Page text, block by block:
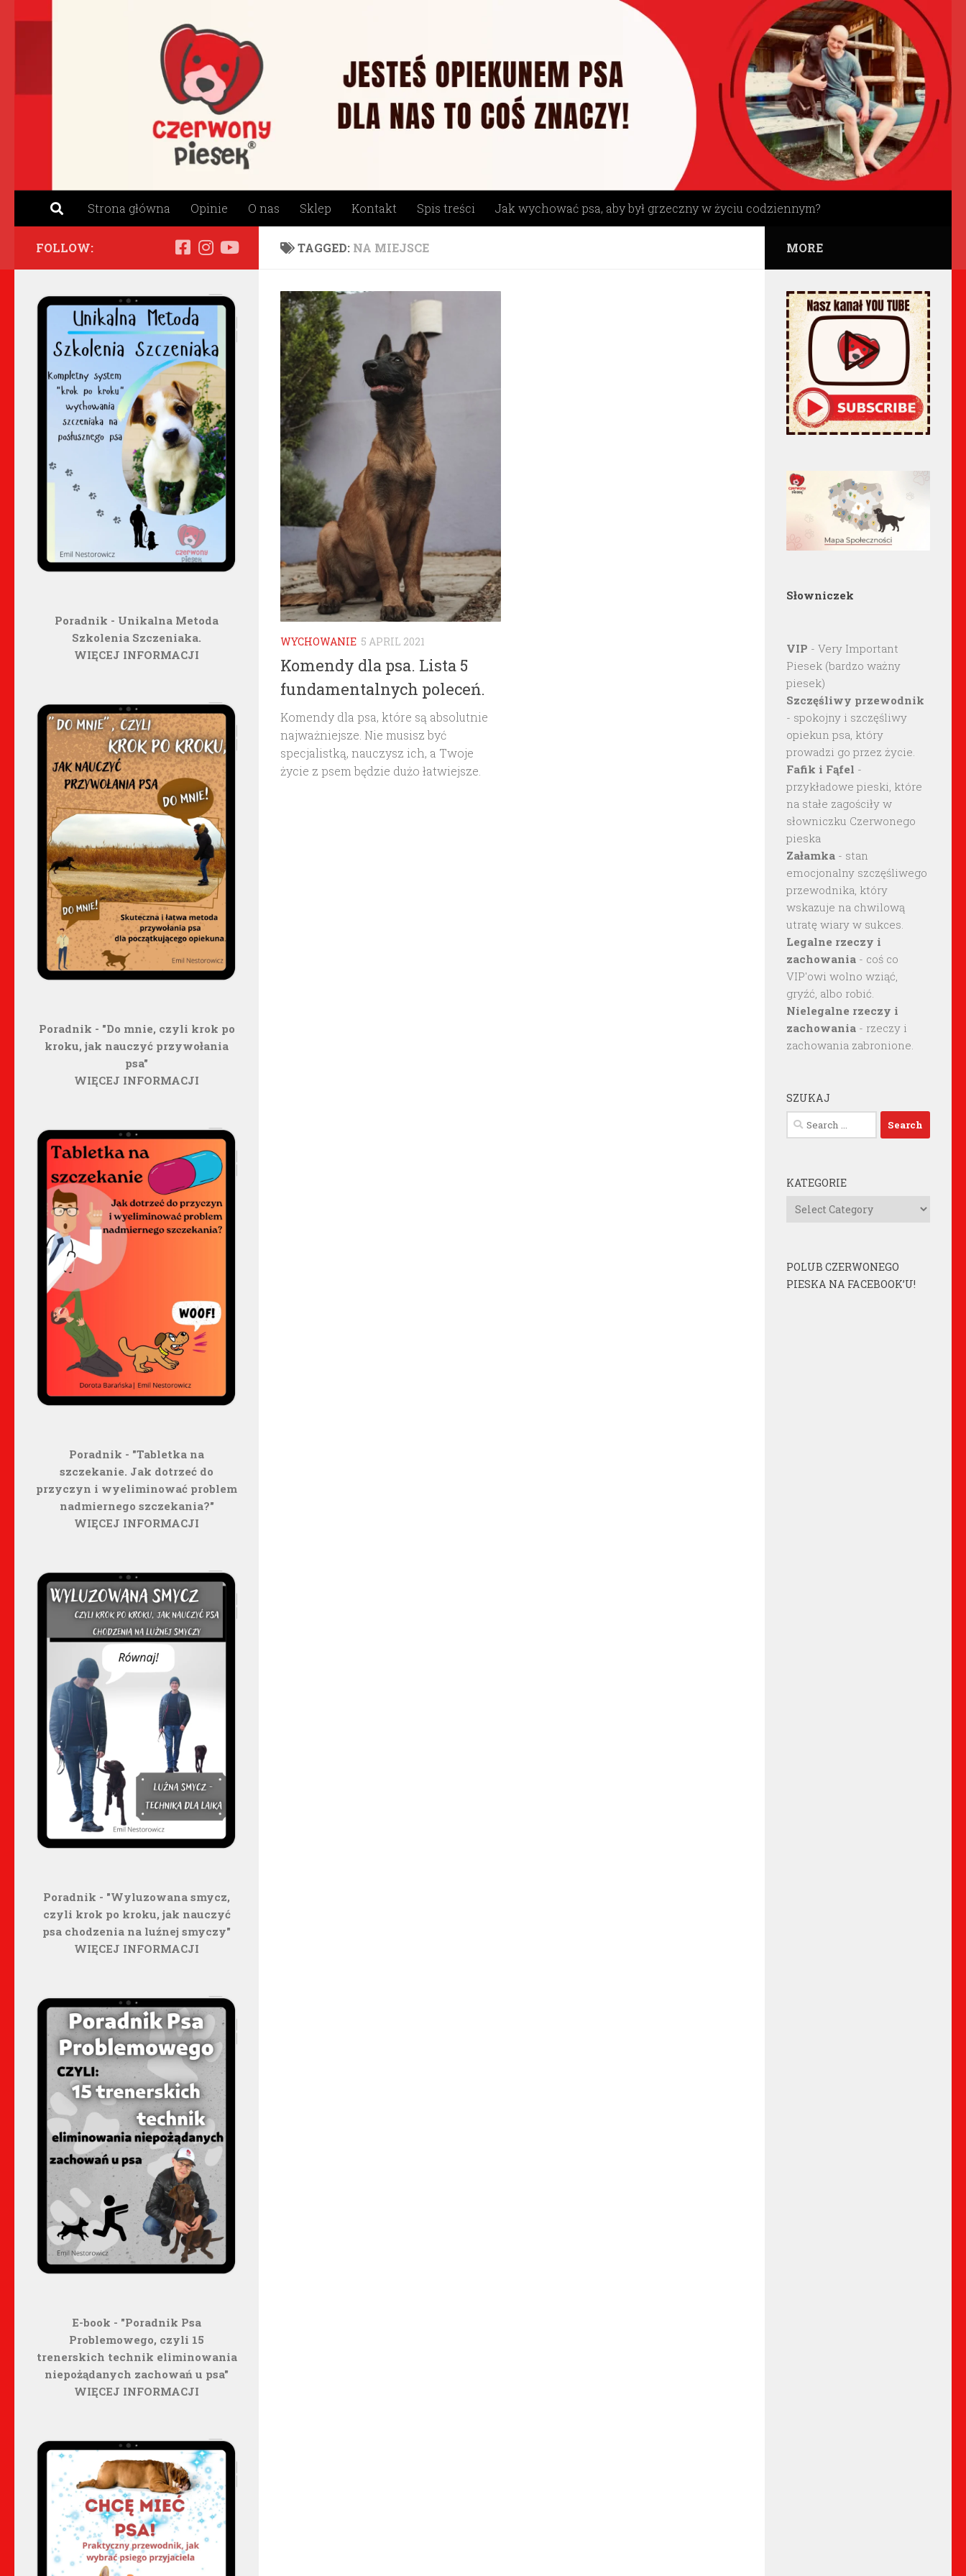
Skip to content
Strona główna Opinie O nas Sklep Kontakt Spis treści Jak wychować psa, aby był grzeczny w życiu codziennym?
TAGGED: NA MIEJSCE
WYCHOWANIE 5 APRIL 2021
Komendy dla psa. Lista 5
fundamentalnych poleceń.
Komendy dla psa, które są absolutnie
najważniejsze. Nie musisz być
specjalistką, nauczysz ich, a Twoje
życie z psem będzie dużo łatwiejsze.
FOLLOW:
Poradnik - Unikalna Metoda
Szkolenia Szczeniaka.
WIĘCEJ INFORMACJI
Poradnik - "Do mnie, czyli krok po
kroku, jak nauczyć przywołania
psa"
WIĘCEJ INFORMACJI
Poradnik - "Tabletka na
szczekanie. Jak dotrzeć do
przyczyn i wyeliminować problem
nadmiernego szczekania?"
WIĘCEJ INFORMACJI
Poradnik - "Wyluzowana smycz,
czyli krok po kroku, jak nauczyć
psa chodzenia na luźnej smyczy"
WIĘCEJ INFORMACJI
E-book - "Poradnik Psa
Problemowego, czyli 15
trenerskich technik eliminowania
niepożądanych zachowań u psa"
WIĘCEJ INFORMACJI
MORE
Słowniczek
VIP - Very Important
Piesek (bardzo ważny
piesek)
Szczęśliwy przewodnik
- spokojny i szczęśliwy
opiekun psa, który
prowadzi go przez życie.
Fafik i Fąfel -
przykładowe pieski, które
na stałe zagościły w
słowniczku Czerwonego
pieska
Załamka - stan
emocjonalny szczęśliwego
przewodnika, który
wskazuje na chwilową
utratę wiary w sukces.
Legalne rzeczy i
zachowania - coś co
VIP'owi wolno wziąć,
gryźć, albo robić.
Nielegalne rzeczy i
zachowania - rzeczy i
zachowania zabronione.
SZUKAJ
Search
for:
KATEGORIE
Kategorie
POLUB CZERWONEGO
PIESKA NA FACEBOOK’U!